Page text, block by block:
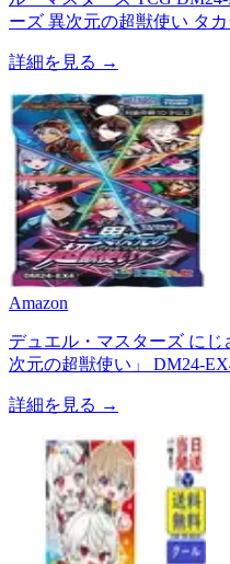
ーズ 異次元の超獣使い タ
詳細を見る →
Amazon
デュエル・マスターズ に
次元の超獣使い」 DM24-
詳細を見る →